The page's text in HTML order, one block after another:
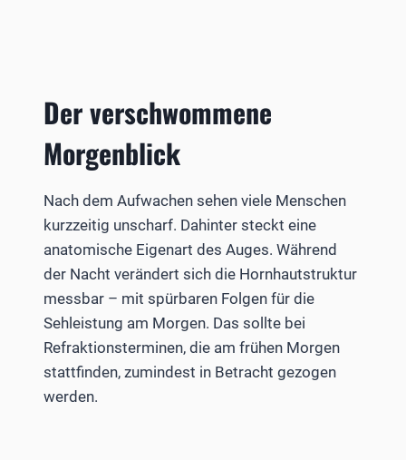
Der verschwommene
Morgenblick
Nach dem Aufwachen sehen viele Menschen
kurzzeitig unscharf. Dahinter steckt eine
anatomische Eigenart des Auges. Während
der Nacht verändert sich die Hornhautstruktur
messbar – mit spürbaren Folgen für die
Sehleistung am Morgen. Das sollte bei
Refraktionsterminen, die am frühen Morgen
stattfinden, zumindest in Betracht gezogen
werden.